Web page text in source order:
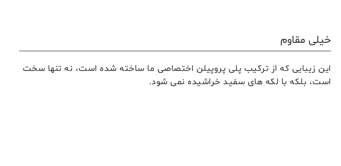
خیلی مقاوم
این زیبایی که از ترکیب پلی پروپیلن اختصاصی ما ساخته شده است، نه تنها سخت
است، بلکه با لکه های سفید خراشیده نمی شود.